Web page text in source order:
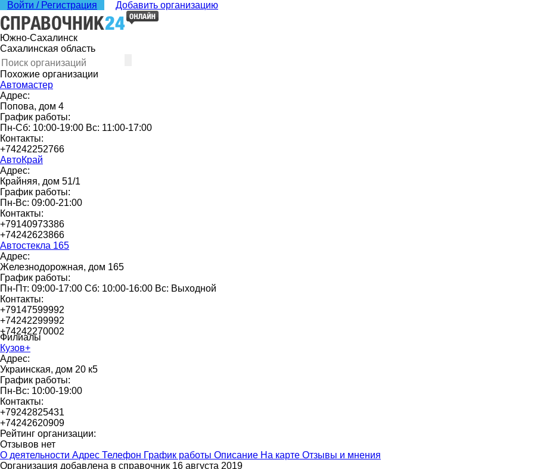
Войти / Регистрация Добавить организацию
Южно-Сахалинск
Сахалинская область
Похожие организации
Автомастер
Адрес:
Попова, дом 4
График работы:
Пн-Сб: 10:00-19:00 Вс: 11:00-17:00
Контакты:
+74242252766
АвтоКрай
Адрес:
Крайняя, дом 51/1
График работы:
Пн-Вс: 09:00-21:00
Контакты:
+79140973386
+74242623866
Автостекла 165
Адрес:
Железнодорожная, дом 165
График работы:
Пн-Пт: 09:00-17:00 Сб: 10:00-16:00 Вс: Выходной
Контакты:
+79147599992
+74242299992
+74242270002
Филиалы
Кузов+
Адрес:
Украинская, дом 20 к5
График работы:
Пн-Вс: 10:00-19:00
Контакты:
+79242825431
+74242620909
Рейтинг организации:
Отзывов нет
О деятельности Адрес Телефон График работы Описание На карте Отзывы и мнения
Организация добавлена в справочник 16 августа 2019